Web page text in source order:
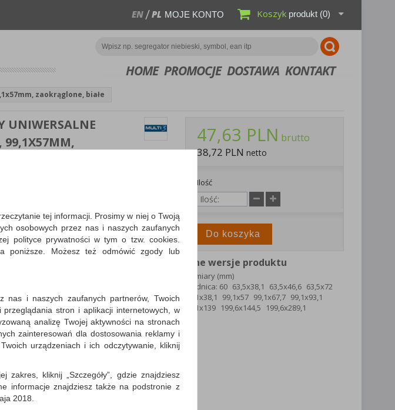
EN PL MOJE KONTO Koszyk produkt (0)
HOME PROMOCJE DOSTAWA KONTAKT
zaokrąglone, białe
UNIWERSALNE
99,1X57MM,
3 dni
Pobierz PDF
Koszty dostawy
47,63 PLN brutto
38,72 PLN netto
Ilość
Do koszyka
Inne wersje produktu
wymiary (mm)
średnica: 60 63,5x38,1 63,5x46,6 63,5x72
99,1x38,1
99,1x57 99,1x67,7 99,1x93,1
99,1x139 199,6x144,5 199,6x289,1
tej informacji. Prosimy w niej o Twoją
osobowych przez nas i naszych zaufanych
polityce prywatności w tym o tzw. cookies.
poniższe. Możesz też odmówić zgody lub
nas i naszych zaufanych partnerów, Twoich
stron i aplikacji internetowych, w
analizę Twojej aktywności na stronach
zainteresowań dla dostosowania reklamy i
urządzeniach i ich odczytywanie, kliknij
kliknij „Szczegóły”, gdzie znajdziesz
informacje znajdziesz także na podstronie z
2018.